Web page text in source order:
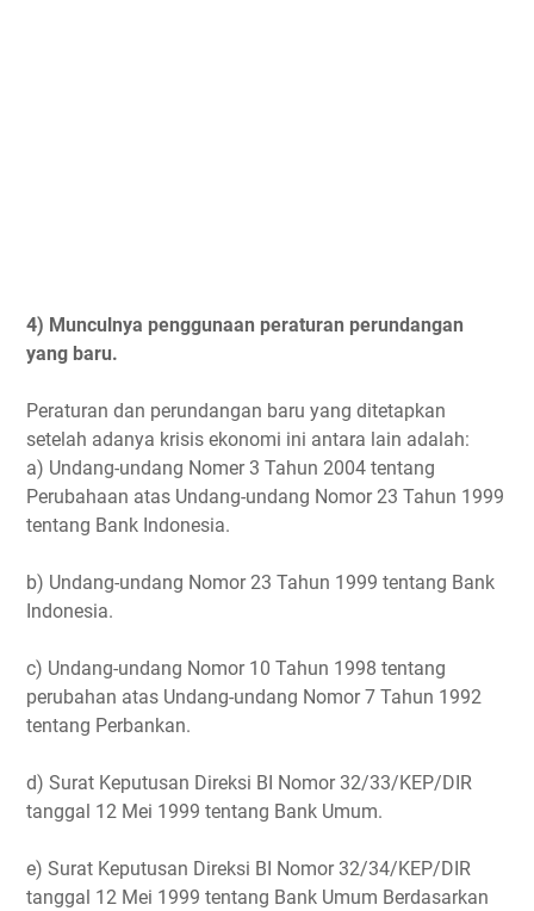
4) Munculnya penggunaan peraturan perundangan
yang baru.
Peraturan dan perundangan baru yang ditetapkan
setelah adanya krisis ekonomi ini antara lain adalah:
a) Undang-undang Nomer 3 Tahun 2004 tentang
Perubahaan atas Undang-undang Nomor 23 Tahun 1999
tentang Bank Indonesia.
b) Undang-undang Nomor 23 Tahun 1999 tentang Bank
Indonesia.
c) Undang-undang Nomor 10 Tahun 1998 tentang
perubahan atas Undang-undang Nomor 7 Tahun 1992
tentang Perbankan.
d) Surat Keputusan Direksi BI Nomor 32/33/KEP/DIR
tanggal 12 Mei 1999 tentang Bank Umum.
e) Surat Keputusan Direksi BI Nomor 32/34/KEP/DIR
tanggal 12 Mei 1999 tentang Bank Umum Berdasarkan